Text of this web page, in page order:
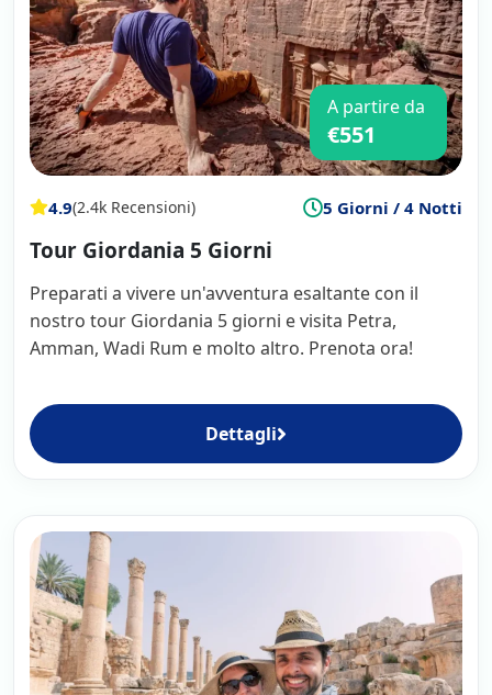
A partire da
€551
4.9(2.4k Recensioni) 5 Giorni / 4 Notti
Tour Giordania 5 Giorni
Preparati a vivere un'avventura esaltante con il
nostro tour Giordania 5 giorni e visita Petra,
Amman, Wadi Rum e molto altro. Prenota ora!
Dettagli